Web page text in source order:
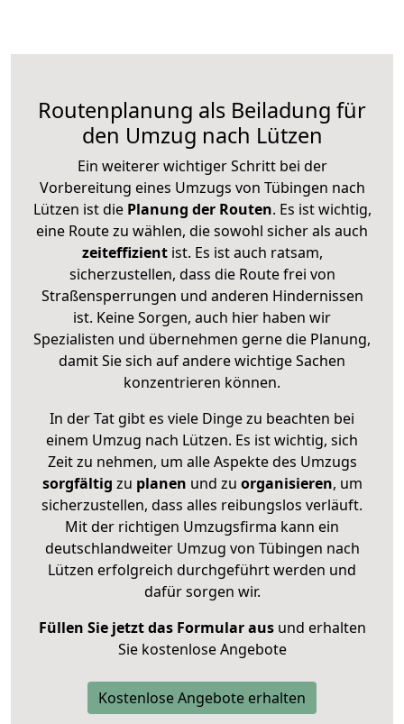
Routenplanung als Beiladung für
den Umzug nach Lützen
Ein weiterer wichtiger Schritt bei der
Vorbereitung eines Umzugs von Tübingen nach
Lützen ist diePlanung der Routen. Es ist wichtig,
eine Route zu wählen, die sowohl sicher als auch
zeiteffizientist. Es ist auch ratsam,
sicherzustellen, dass die Route frei von
Straßensperrungen und anderen Hindernissen
ist. Keine Sorgen, auch hier haben wir
Spezialisten und übernehmen gerne die Planung,
damit Sie sich auf andere wichtige Sachen
konzentrieren können.
In der Tat gibt es viele Dinge zu beachten bei
einem Umzug nach Lützen. Es ist wichtig, sich
Zeit zu nehmen, um alle Aspekte des Umzugs
sorgfältig zu planen und zu organisieren, um
sicherzustellen, dass alles reibungslos verläuft.
Mit der richtigen Umzugsfirma kann ein
deutschlandweiter Umzug von Tübingen nach
Lützen erfolgreich durchgeführt werden und
dafür sorgen wir.
Füllen Sie jetzt das Formular ausund erhalten
Sie kostenlose Angebote
Kostenlose Angebote erhalten